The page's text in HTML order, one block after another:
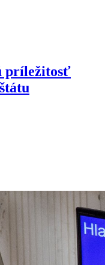
príležitosť